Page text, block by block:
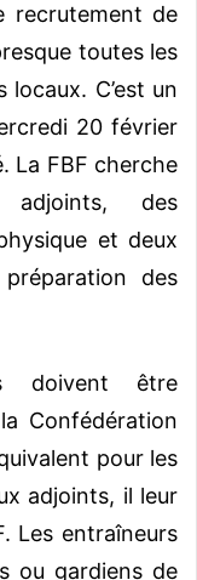
recrutement de
toutes les
C’est un
20 février
La FBF cherche
adjoints, des
et deux
des
doivent être
Confédération
pour les
adjoints, il leur
Les entraîneurs
ou gardiens de